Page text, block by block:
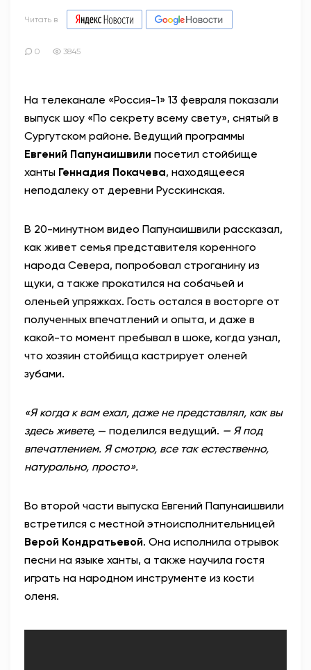
Читать в
0 3845
На телеканале «Россия-1» 13 февраля показали
выпуск шоу «По секрету всему свету», снятый в
Сургутском районе. Ведущий программы
Евгений Папунаишвили посетил стойбище
ханты Геннадия Покачева, находящееся
неподалеку от деревни Русскинская.
В 20-минутном видео Папунаишвили рассказал,
как живет семья представителя коренного
народа Севера, попробовал строганину из
щуки, а также прокатился на собачьей и
оленьей упряжках. Гость остался в восторге от
полученных впечатлений и опыта, и даже в
какой-то момент пребывал в шоке, когда узнал,
что хозяин стойбища кастрирует оленей
зубами.
«Я когда к вам ехал, даже не представлял, как вы
здесь живете, — поделился ведущий. — Я под
впечатлением. Я смотрю, все так естественно,
натурально, просто».
Во второй части выпуска Евгений Папунаишвили
встретился с местной этноисполнительницей
Верой Кондратьевой. Она исполнила отрывок
песни на языке ханты, а также научила гостя
играть на народном инструменте из кости
оленя.